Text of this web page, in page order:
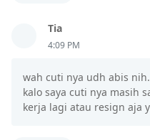
Tia
4:09 PM
wah cuti nya udh abis
kalo saya cuti nya masih
kerja lagi atau resign aja